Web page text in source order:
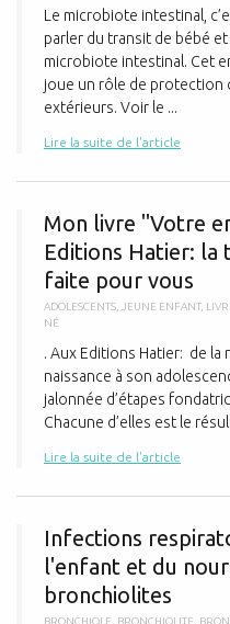
Le microbiote intestinal,
parler du transit de bébé
microbiote intestinal. Cet
joue un rôle de protection
extérieurs. Voir le ...
Lire la suite de l'article
Mon livre "Votre
Editions Hatier:
faite pour vous
ADOLESCENTS JEUNE ENFANT,
NÉ
. Aux Editions Hatier: de la
naissance à son
jalonnée d’étapes
Chacune d’elles est le
Lire la suite de l'article
Infections
l'enfant et du
bronchiolites
BRONCHIOLE BRONCHIOLITE